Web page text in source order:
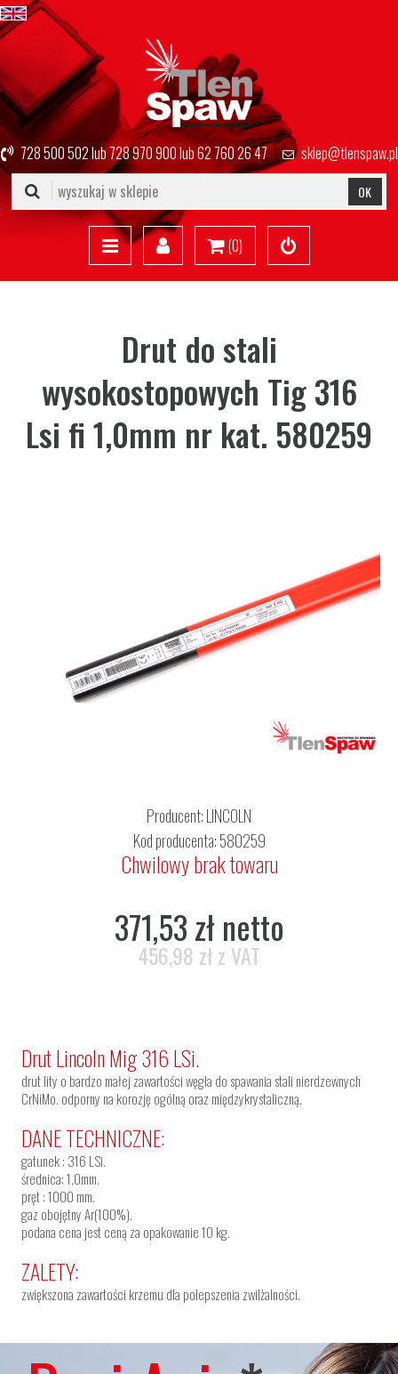
728 500 502lub728 970 900lub62 760 26 47 sklep@tlenspaw.pl
OK
(0)
Drut do stali
wysokostopowych Tig 316
Lsi fi 1,0mm nr kat. 580259
Producent:LINCOLN
Kod producenta: 580259
Chwilowy brak towaru
371,53 zł netto
456,98 zł z VAT
Drut Lincoln Mig 316 LSi.
drut lity o bardzo małej zawartości węgla do spawania stali nierdzewnych
CrNiMo. odporny na korozję ogólną oraz międzykrystaliczną.
DANE TECHNICZNE:
gatunek : 316 LSi.
średnica: 1,0mm.
pręt : 1000 mm.
gaz obojętny Ar(100%).
podana cena jest ceną za opakowanie 10 kg.
ZALETY:
zwiększona zawartości krzemu dla polepszenia zwilżalności.